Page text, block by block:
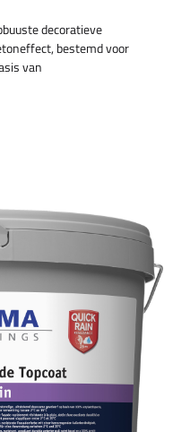
decoratieve
bestemd voor
van